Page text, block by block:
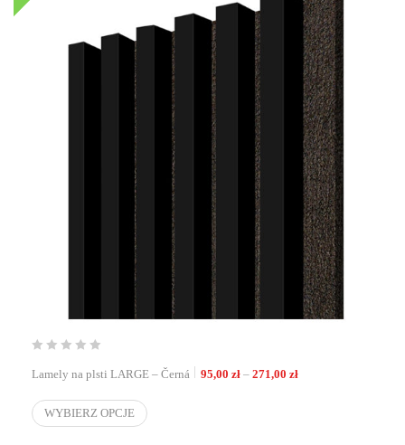
Lamely na plsti LARGE – Černá 95,00 zł – 271,00 złZakres cen: od 95,00
WYBIERZ OPCJE